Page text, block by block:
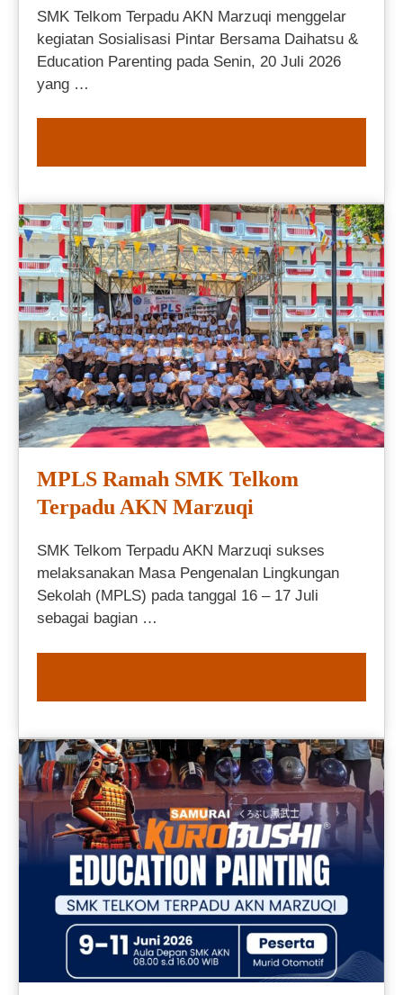
SMK Telkom Terpadu AKN Marzuqi menggelar
kegiatan Sosialisasi Pintar Bersama Daihatsu &
Education Parenting pada Senin, 20 Juli 2026
yang …
MPLS Ramah SMK Telkom
Terpadu AKN Marzuqi
SMK Telkom Terpadu AKN Marzuqi sukses
melaksanakan Masa Pengenalan Lingkungan
Sekolah (MPLS) pada tanggal 16 – 17 Juli
sebagai bagian …